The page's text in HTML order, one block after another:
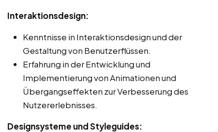
Interaktionsdesign:
Kenntnisse in Interaktionsdesign und der
Gestaltung von Benutzerflüssen.
Erfahrung in der Entwicklung und
Implementierung von Animationen und
Übergangseffekten zur Verbesserung des
Nutzererlebnisses.
Designsysteme und Styleguides: